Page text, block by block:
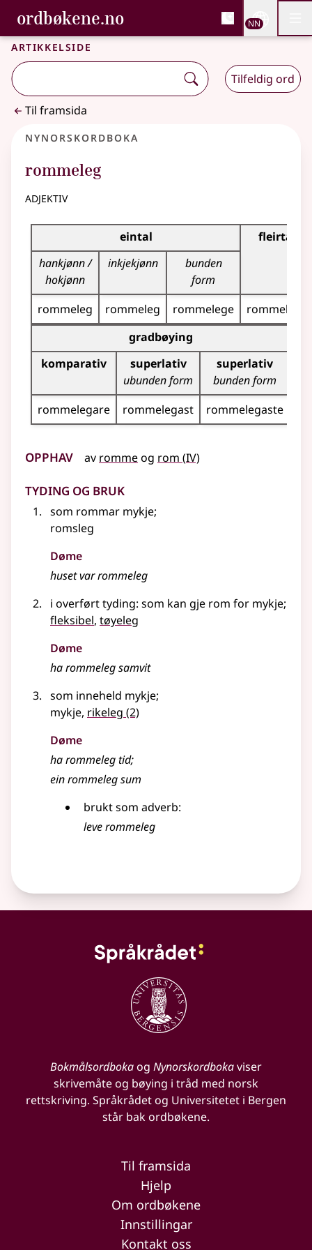
Gå til hovudinnhald
Tilgjenge
ordbøkene.no, Bokmålsordboka og
Bokmålsordboka og Nynorskordboka
NN
Artikkelside
Tilfeldig ord
Til framsida
Nynorskordboka
rommeleg
adjektiv
Bøyningstabell for dette adjektivet
eintal
fleirtal
hankjønn /
hokjønn
inkjekjønn
bunden
form
rommeleg
rommeleg rommelege
rommelege
Bøyningstabell for dette adjektivet (gradbøyning)
gradbøying
komparativ
superlativ
ubunden form
superlativ
bunden form
rommelegare
rommelegast rommelegaste
Opphav av rommeog rom (4
IV)
Tyding og bruk
som rommar mykje;
romsleg
Døme
huset varrommeleg
i overført tyding: som kan gje rom for mykje;
fleksibel, tøyeleg
Døme
harommelegsamvit
som inneheld mykje;
mykje, rikeleg (2)
Døme
harommelegtid;
einrommelegsum
brukt som adverb:
leverommeleg
Bokmålsordbokaog Nynorskordbokaviser
skrivemåte og bøying i tråd med norsk
rettskriving. Språkrådet og Universitetet i Bergen
står bak ordbøkene.
Til framsida
Hjelp
Om ordbøkene
Innstillingar
Kontakt oss